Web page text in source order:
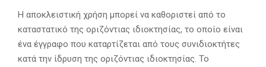
Η αποκλειστική χρήση μπορεί να καθοριστεί από το
καταστατικό της οριζόντιας ιδιοκτησίας, το οποίο είναι
ένα έγγραφο που καταρτίζεται από τους συνιδιοκτήτες
κατά την ίδρυση της οριζόντιας ιδιοκτησίας. Το